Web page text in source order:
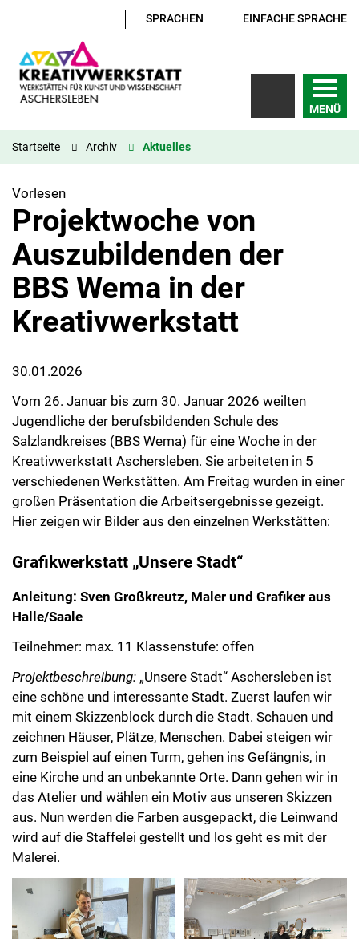
SPRACHEN EINFACHE SPRACHE
MENÜ
Startseite Archiv Aktuelles
Vorlesen
Projektwoche von
Auszubildenden der
BBS Wema in der
Kreativwerkstatt
30.01.2026
Vom 26. Januar bis zum 30. Januar 2026 weilten
Jugendliche der berufsbildenden Schule des
Salzlandkreises (BBS Wema) für eine Woche in der
Kreativwerkstatt Aschersleben. Sie arbeiteten in 5
verschiedenen Werkstätten. Am Freitag wurden in einer
großen Präsentation die Arbeitsergebnisse gezeigt.
Hier zeigen wir Bilder aus den einzelnen Werkstätten:
Grafikwerkstatt „Unsere Stadt“
Anleitung: Sven Großkreutz, Maler und Grafiker aus
Halle/Saale
Teilnehmer: max. 11 Klassenstufe: offen
Projektbeschreibung: „Unsere Stadt“ Aschersleben ist
eine schöne und interessante Stadt. Zuerst laufen wir
mit einem Skizzenblock durch die Stadt. Schauen und
zeichnen Häuser, Plätze, Menschen. Dabei steigen wir
zum Beispiel auf einen Turm, gehen ins Gefängnis, in
eine Kirche und an unbekannte Orte. Dann gehen wir in
das Atelier und wählen ein Motiv aus unseren Skizzen
aus. Nun werden die Farben ausgepackt, die Leinwand
wird auf die Staffelei gestellt und los geht es mit der
Malerei.